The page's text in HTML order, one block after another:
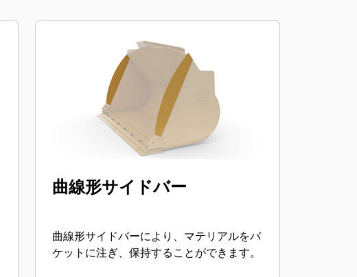
曲線形サイドバー
曲線形サイドバーにより、マテリアルをバ
ケットに注ぎ、保持することができます。